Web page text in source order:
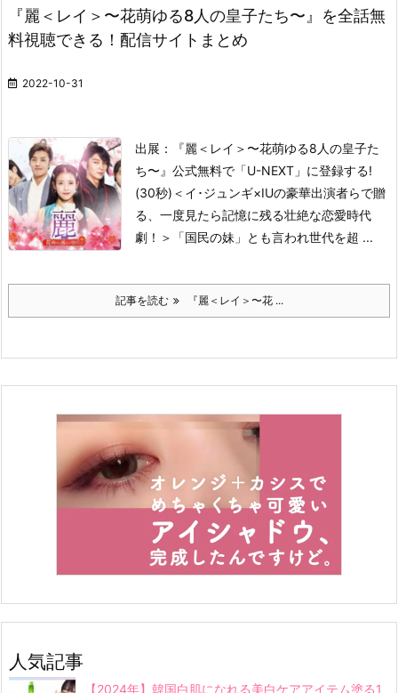
『麗＜レイ＞〜花萌ゆる8人の皇子たち〜』を全話無
料視聴できる！配信サイトまとめ
2022-10-31
出展：『麗＜レイ＞〜花萌ゆる8人の皇子た
ち〜』公式無料で「U-NEXT」に登録する!
(30秒) ＜イ･ジュンギ×IUの豪華出演者らで贈
る、一度見たら記憶に残る壮絶な恋愛時代
劇！＞
「国民の妹」とも言われ世代を超 ...
記事を読む 『麗＜レイ＞〜花 ...
人気記事
【2024年】韓国白肌になれる美白ケアアイテム塗る1